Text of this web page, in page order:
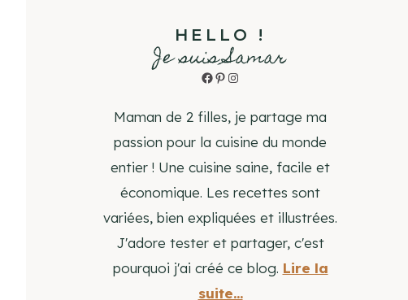
HELLO !
Je suis Samar
Facebook
Pinterest
Instagram
Maman de 2 filles, je partage ma
passion pour la cuisine du monde
entier ! Une cuisine saine, facile et
économique. Les recettes sont
variées, bien expliquées et illustrées.
J'adore tester et partager, c'est
pourquoi j'ai créé ce blog. Lire la
suite...